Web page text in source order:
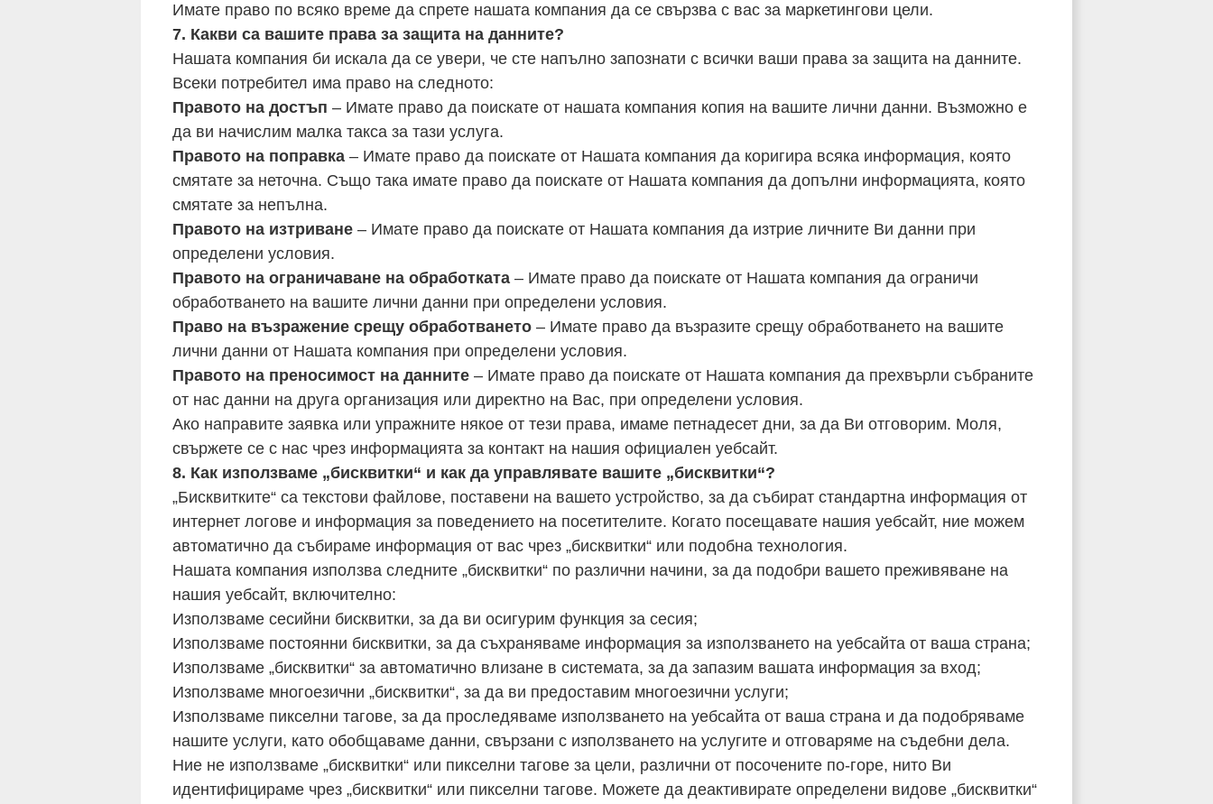
Имате право по всяко време да спрете нашата компания да се свързва с вас за маркетингови цели.
7. Какви са вашите права за защита на данните?
Нашата компания би искала да се увери, че сте напълно запознати с всички ваши права за защита на данните.
Всеки потребител има право на следното:
Правото на достъп – Имате право да поискате от нашата компания копия на вашите лични данни. Възможно е
да ви начислим малка такса за тази услуга.
Правото на поправка – Имате право да поискате от Нашата компания да коригира всяка информация, която
смятате за неточна. Също така имате право да поискате от Нашата компания да допълни информацията, която
смятате за непълна.
Правото на изтриване – Имате право да поискате от Нашата компания да изтрие личните Ви данни при
определени условия.
Правото на ограничаване на обработката – Имате право да поискате от Нашата компания да ограничи
обработването на вашите лични данни при определени условия.
Право на възражение срещу обработването – Имате право да възразите срещу обработването на вашите
лични данни от Нашата компания при определени условия.
Правото на преносимост на данните – Имате право да поискате от Нашата компания да прехвърли събраните
от нас данни на друга организация или директно на Вас, при определени условия.
Ако направите заявка или упражните някое от тези права, имаме петнадесет дни, за да Ви отговорим. Моля,
свържете се с нас чрез информацията за контакт на нашия официален уебсайт.
8. Как използваме „бисквитки“ и как да управлявате вашите „бисквитки“?
„Бисквитките“ са текстови файлове, поставени на вашето устройство, за да събират стандартна информация от
интернет логове и информация за поведението на посетителите. Когато посещавате нашия уебсайт, ние можем
автоматично да събираме информация от вас чрез „бисквитки“ или подобна технология.
Нашата компания използва следните „бисквитки“ по различни начини, за да подобри вашето преживяване на
нашия уебсайт, включително:
Използваме сесийни бисквитки, за да ви осигурим функция за сесия;
Използваме постоянни бисквитки, за да съхраняваме информация за използването на уебсайта от ваша страна;
Използваме „бисквитки“ за автоматично влизане в системата, за да запазим вашата информация за вход;
Използваме многоезични „бисквитки“, за да ви предоставим многоезични услуги;
Използваме пикселни тагове, за да проследяваме използването на уебсайта от ваша страна и да подобряваме
нашите услуги, като обобщаваме данни, свързани с използването на услугите и отговаряме на съдебни дела.
Ние не използваме „бисквитки“ или пикселни тагове за цели, различни от посочените по-горе, нито Ви
идентифицираме чрез „бисквитки“ или пикселни тагове. Можете да деактивирате определени видове „бисквитки“